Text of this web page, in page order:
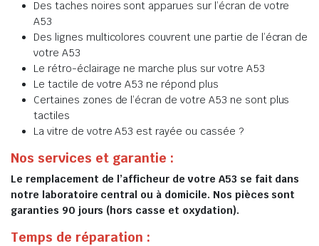
Des taches noires sont apparues sur l’écran de votre
A53
Des lignes multicolores couvrent une partie de l’écran de
votre A53
Le rétro-éclairage ne marche plus sur votre A53
Le tactile de votre A53 ne répond plus
Certaines zones de l’écran de votre A53 ne sont plus
tactiles
La vitre de votre A53 est rayée ou cassée ?
Nos services et garantie :
Le remplacement de l’afficheur de votre A53 se fait dans
notre laboratoire central ou à domicile. Nos pièces sont
garanties 90 jours (hors casse et oxydation).
Temps de réparation :